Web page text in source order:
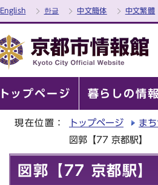
English 한글 中文簡体 中文繁體
トップページ 暮らしの情
現在位置： トップページ
ま
図郭【77 京都駅】
図郭【77 京都駅】